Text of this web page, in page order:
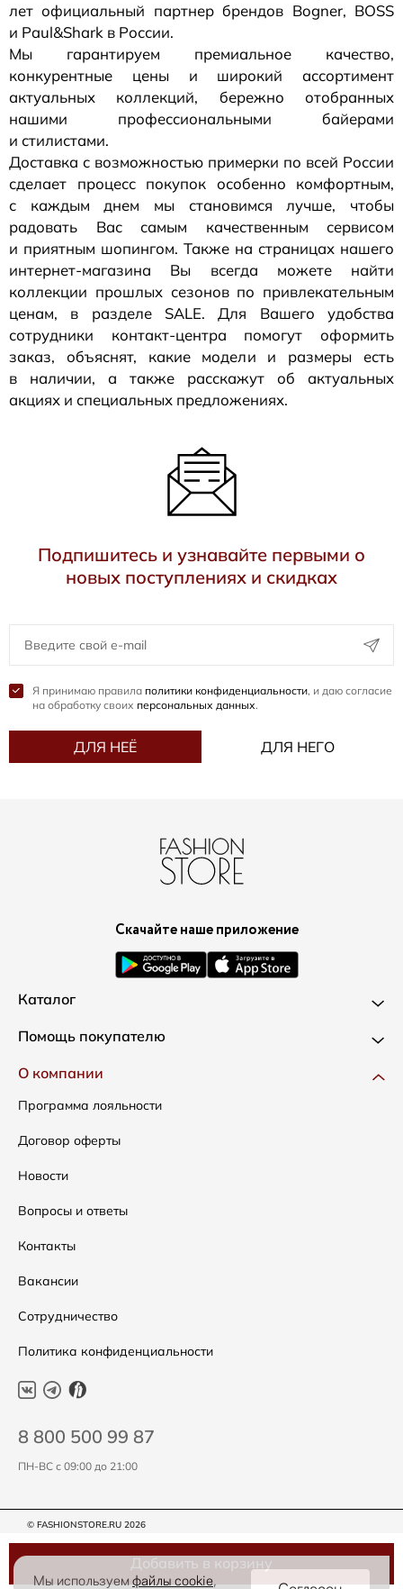
Добавить в корзину
лет официальный партнер брендов Bogner, BOSS
и Paul&Shark в России.
Мы гарантируем премиальное качество,
конкурентные цены и широкий ассортимент
актуальных коллекций, бережно отобранных
нашими профессиональными байерами
и стилистами.
Доставка с возможностью примерки по всей России
сделает процесс покупок особенно комфортным,
с каждым днем мы становимся лучше, чтобы
радовать Вас самым качественным сервисом
и приятным шопингом. Также на страницах нашего
интернет-магазина Вы всегда можете найти
коллекции прошлых сезонов по привлекательным
ценам, в разделе SALE. Для Вашего удобства
сотрудники контакт-центра помогут оформить
заказ, объяснят, какие модели и размеры есть
в наличии, а также расскажут об актуальных
акциях и специальных предложениях.
Подпишитесь и узнавайте первыми о
новых поступлениях и скидках
Я принимаю правила политики конфиденциальности, и даю согласие
на обработку своих персональных данных.
ДЛЯ НЕЁ ДЛЯ НЕГО
Скачайте наше приложение
Каталог
Новинки
Одежда
Сумки
Аксессуары
Распродажа
Подарочные сертификаты
Помощь покупателю
Доставка и оплата
Как оформить заказ
Условия возвратов
Таблица размеров
Уход за одеждой
О компании
Программа лояльности
Договор оферты
Новости
Вопросы и ответы
Контакты
Вакансии
Сотрудничество
Политика конфиденциальности
8 800 500 99 87
ПН-ВС с 09:00 до 21:00
© FASHIONSTORE.RU 2026
Мы используемфайлы cookie